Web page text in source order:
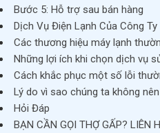
Bước 5: Hỗ trợ sau bán hàng
Dịch Vụ Điện Lạnh Của Công Ty
Các thương hiệu máy lạnh
Những lợi ích khi chọn dịch vụ
Cách khắc phục một số lỗi
Lý do vì sao chúng ta không
Hỏi Đáp
BẠN CẦN GỌI THỢ GẤP? LIÊN